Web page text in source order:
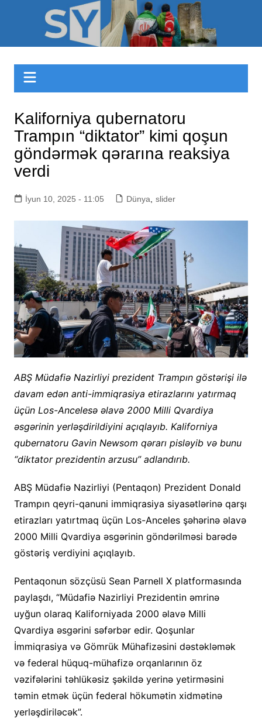
Sizinyol.org
Kaliforniya qubernatoru
Trampın “diktator” kimi qoşun
göndərmək qərarına reaksiya
verdi
İyun 10, 2025 - 11:05 Dünya slider
ABŞ Müdafiə Nazirliyi prezident Trampın göstərişi ilə
davam edən anti-immiqrasiya etirazlarını yatırmaq
üçün Los-Ancelesə əlavə 2000 Milli Qvardiya
əsgərinin yerləşdirildiyini açıqlayıb. Kaliforniya
qubernatoru Gavin Newsom qərarı pisləyib və bunu
“diktator prezidentin arzusu” adlandırıb.
ABŞ Müdafiə Nazirliyi (Pentaqon) Prezident Donald
Trampın qeyri-qanuni immiqrasiya siyasətlərinə qarşı
etirazları yatırtmaq üçün Los-Anceles şəhərinə əlavə
2000 Milli Qvardiya əsgərinin göndərilməsi barədə
göstəriş verdiyini açıqlayıb.
Pentaqonun sözçüsü Sean Parnell X platformasında
paylaşdı, “Müdafiə Nazirliyi Prezidentin əmrinə
uyğun olaraq Kaliforniyada 2000 əlavə Milli
Qvardiya əsgərini səfərbər edir. Qoşunlar
İmmiqrasiya və Gömrük Mühafizəsini dəstəkləmək
və federal hüquq-mühafizə orqanlarının öz
vəzifələrini təhlükəsiz şəkildə yerinə yetirməsini
təmin etmək üçün federal hökumətin xidmətinə
yerləşdiriləcək”.